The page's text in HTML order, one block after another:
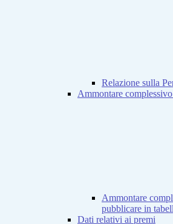
Relazione sulla
Ammontare
Ammontare
pubblicare in
Dati relativi ai premi